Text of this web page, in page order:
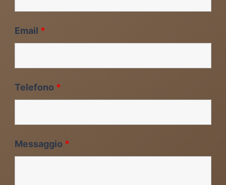
Email *
Telefono *
Messaggio *